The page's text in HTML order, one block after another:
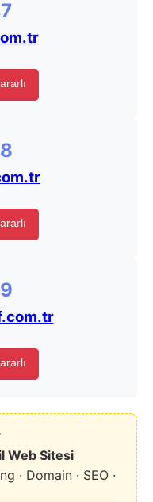
Web Sitesi
· Domain · SEO ·